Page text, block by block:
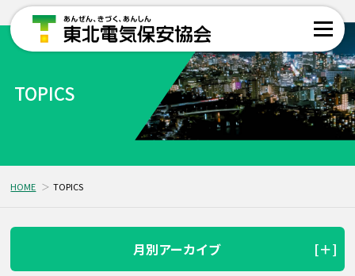
TOPICS
HOME TOPICS
月別アーカイブ